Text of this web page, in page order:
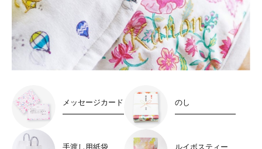
メッセージカード のし
手渡し用紙袋 ルイボスティー